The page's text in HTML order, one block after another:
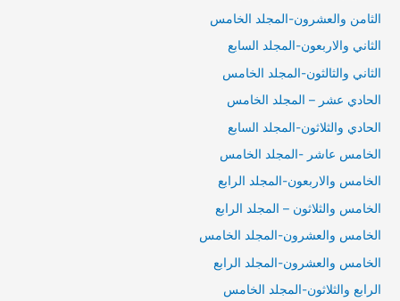
الثامن والعشرون-المجلد الخامس
الثاني والاربعون-المجلد السابع
الثاني والثالثون-المجلد الخامس
الحادي عشر – المجلد الخامس
الحادي والثلاثون-المجلد السابع
الخامس عاشر -المجلد الخامس
الخامس والاربعون-المجلد الرابع
الخامس والثلاثون – المجلد الرابع
الخامس والعشرون-المجلد الخامس
الخامس والعشرون-المجلد الرابع
الرابع والثلاثون-المجلد الخامس